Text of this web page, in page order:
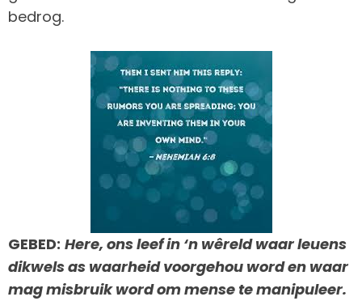
bedrog.
GEBED: Here, ons leef in ‘n wêreld waar leuens
dikwels as waarheid voorgehou word en waar
mag misbruik word om mense te manipuleer.